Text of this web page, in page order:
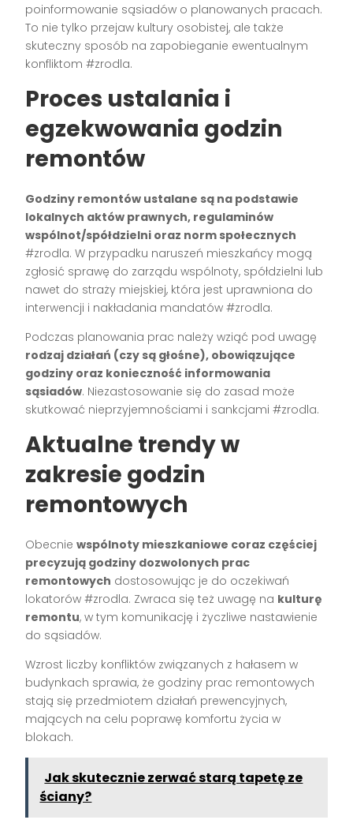
poinformowanie sąsiadów o planowanych pracach.
To nie tylko przejaw kultury osobistej, ale także
skuteczny sposób na zapobieganie ewentualnym
konfliktom #zrodla.
Proces ustalania i
egzekwowania godzin
remontów
Godziny remontów ustalane są na podstawie
lokalnych aktów prawnych, regulaminów
wspólnot/spółdzielni oraz norm społecznych
#zrodla. W przypadku naruszeń mieszkańcy mogą
zgłosić sprawę do zarządu wspólnoty, spółdzielni lub
nawet do straży miejskiej, która jest uprawniona do
interwencji i nakładania mandatów #zrodla.
Podczas planowania prac należy wziąć pod uwagę
rodzaj działań (czy są głośne), obowiązujące
godziny oraz konieczność informowania
sąsiadów. Niezastosowanie się do zasad może
skutkować nieprzyjemnościami i sankcjami #zrodla.
Aktualne trendy w
zakresie godzin
remontowych
Obecniewspólnoty mieszkaniowe coraz częściej
precyzują godziny dozwolonych prac
remontowych dostosowując je do oczekiwań
lokatorów #zrodla. Zwraca się też uwagę na kulturę
remontu, w tym komunikację i życzliwe nastawienie
do sąsiadów.
Wzrost liczby konfliktów związanych z hałasem w
budynkach sprawia, że godziny prac remontowych
stają się przedmiotem działań prewencyjnych,
mających na celu poprawę komfortu życia w
blokach.
Jak skutecznie zerwać starą tapetę ze
ściany?